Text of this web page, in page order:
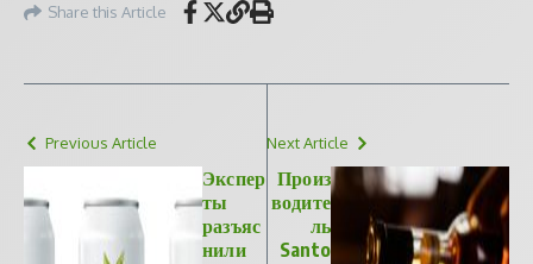
Share this Article
Previous Article
Экспер
ты
разъяс
нили
Next Article
Произ
водите
ль
Santo